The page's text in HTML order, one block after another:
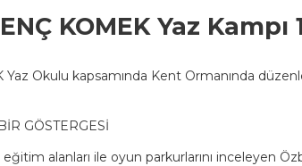
KOMEK Yaz
Okulu kapsamında Kent Ormanında
GÖSTERGESİ
alanları ile oyun parkurlarını inceleyen